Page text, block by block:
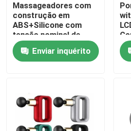
Para casa
Produtos
Massageadores com
construção em
ABS+Silicone com
tensão nominal de
7,4V, entrada de
5V/2A, potência de
30W, bateria de
Enviar inquérito